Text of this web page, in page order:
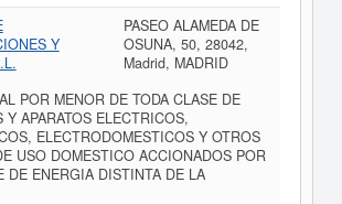
Y
PASEO ALAMEDA DE
OSUNA, 50, 28042,
Madrid, MADRID
POR MENOR DE TODA CLASE DE
Y APARATOS ELECTRICOS,
ELECTRODOMESTICOS Y OTROS
USO DOMESTICO ACCIONADOS POR
DE ENERGIA DISTINTA DE LA